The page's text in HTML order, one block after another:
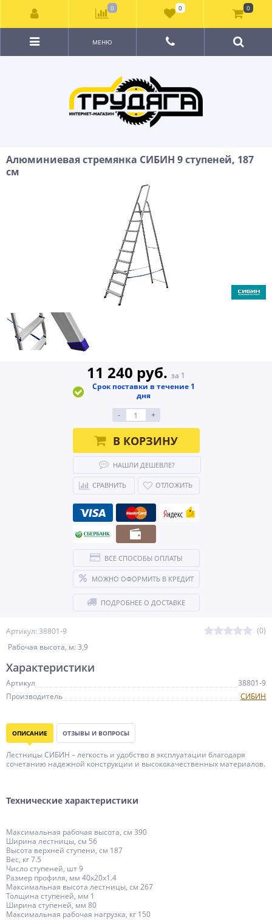
МЕНЮ
Алюминиевая стремянка СИБИН 9 ступеней, 187
см
Артикул: 38801-9
(0)
Рабочая высота, м: 3,9
11 240 руб. за 1
Срок поставки в течение 1
дня
-
+
В КОРЗИНУ
НАШЛИ ДЕШЕВЛЕ?
СРАВНИТЬ ОТЛОЖИТЬ
ВСЕ СПОСОБЫ ОПЛАТЫ
МОЖНО ОФОРМИТЬ В КРЕДИТ
ПОДРОБНЕЕ О ДОСТАВКЕ
Характеристики
Артикул
38801-9
Производитель
СИБИН
ОПИСАНИЕ ОТЗЫВЫ И ВОПРОСЫ
Лестницы СИБИН – легкость и удобство в эксплуатации благодаря
сочетанию надежной конструкции и высококачественных материалов.
Технические характеристики
Максимальная рабочая высота, см 390
Ширина лестницы, см 56
Высота верхней ступени, см 187
Вес, кг 7.5
Число ступеней, шт 9
Размер профиля, мм 40х20х1.4
Максимальная высота лестницы, см 267
Толщина ступеней, мм 1
Ширина ступеней, мм 80
Максимальная рабочая нагрузка, кг 150
0 0 0